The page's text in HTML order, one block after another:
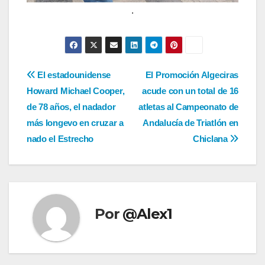
.
Navegación
de
entradas
El Promoción Algeciras
acude con un total de 16
atletas al Campeonato de
Andalucía de Triatlón en
Chiclana
El estadounidense
Howard Michael Cooper,
de 78 años, el nadador
más longevo en cruzar a
nado el Estrecho
Por @Alex1